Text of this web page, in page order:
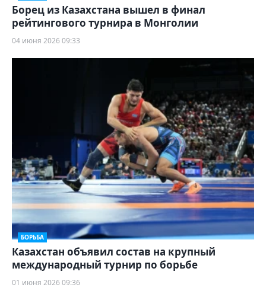
Борец из Казахстана вышел в финал
рейтингового турнира в Монголии
04 июня 2026 09:33
БОРЬБА
Казахстан объявил состав на крупный
международный турнир по борьбе
01 июня 2026 09:36